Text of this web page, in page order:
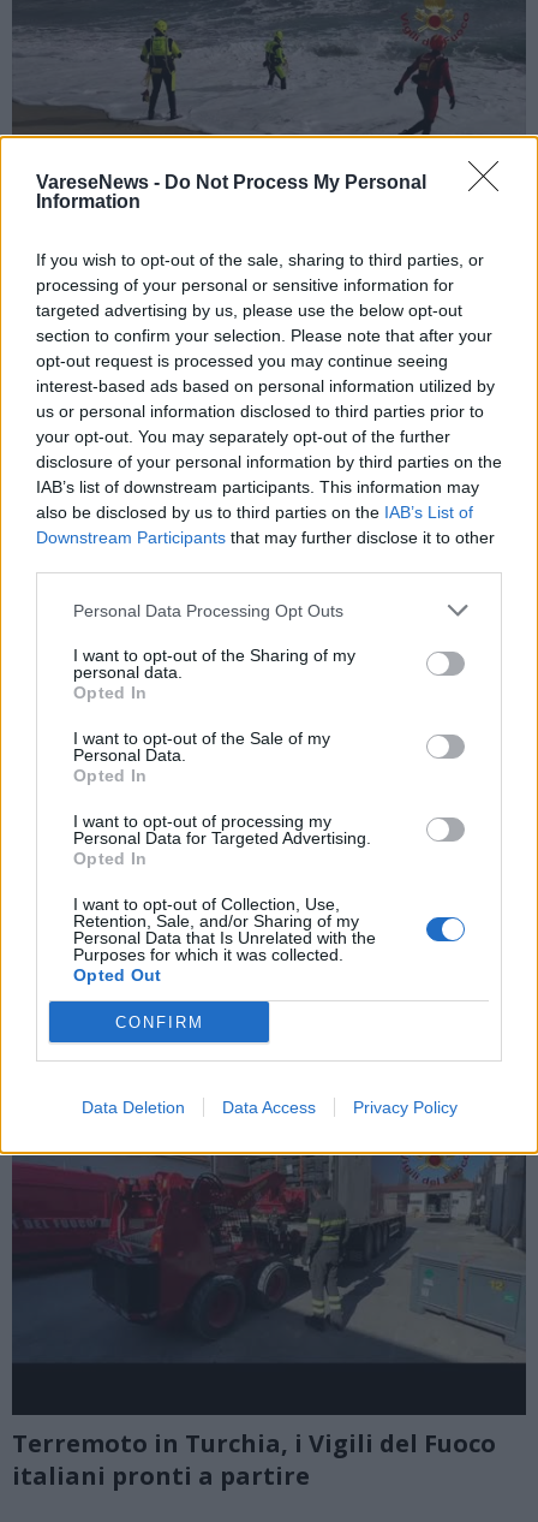
VareseNews - Do Not Process My Personal
Information
If you wish to opt-out of the sale, sharing to third parties, or
processing of your personal or sensitive information for
targeted advertising by us, please use the below opt-out
section to confirm your selection. Please note that after your
opt-out request is processed you may continue seeing
interest-based ads based on personal information utilized by
us or personal information disclosed to third parties prior to
your opt-out. You may separately opt-out of the further
disclosure of your personal information by third parties on the
IAB’s list of downstream participants. This information may
also be disclosed by us to third parties on the IAB’s List of
Downstream Participants that may further disclose it to other
Personal Data Processing Opt Outs
I want to opt-out of the Sharing of my
personal data.
Opted In
I want to opt-out of the Sale of my
Personal Data.
Opted In
I want to opt-out of processing my
Personal Data for Targeted Advertising.
Opted In
I want to opt-out of Collection, Use,
Retention, Sale, and/or Sharing of my
Personal Data that Is Unrelated with the
Purposes for which it was collected.
Opted Out
CONFIRM
Data Deletion Data Access Privacy Policy
Naufragio migranti a Crotone, le
operazioni di ricerca e salvataggio dei
Vigili del Fuoco
Terremoto, continua il lavoro dei Vigili
del Fuoco italiani in Turchia
Terremoto in Turchia, i Vigili del Fuoco
italiani pronti a partire